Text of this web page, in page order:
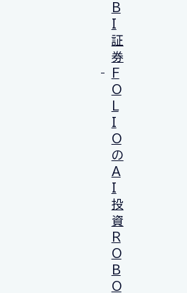
B
I
証
券
F
O
I
O
の
A
I
投
資
R
O
B
O